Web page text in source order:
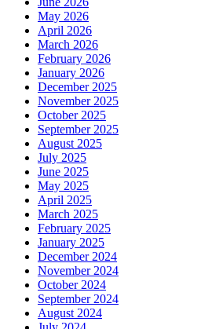
May 2026
April 2026
March 2026
February 2026
January 2026
December 2025
November 2025
October 2025
September 2025
August 2025
July 2025
June 2025
May 2025
April 2025
March 2025
February 2025
January 2025
December 2024
November 2024
October 2024
September 2024
August 2024